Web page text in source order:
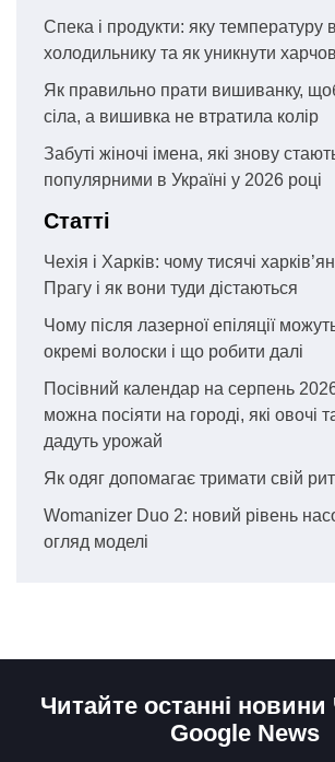
Спека і продукти: яку температуру
холодильнику та як уникнути
Як правильно прати вишиванку,
сіла, а вишивка не втратила колір
Забуті жіночі імена, які знову
популярними в Україні у 2026 році
Статті
Чехія і Харків: чому тисячі
Прагу і як вони туди дістаються
Чому після лазерної епіляції
окремі волоски і що робити далі
Посівний календар на серпень
можна посіяти на городі, які овочі
дадуть урожай
Як одяг допомагає тримати свій
Womanizer Duo 2: новий рівень
огляд моделі
Читайте останні новини
Google News